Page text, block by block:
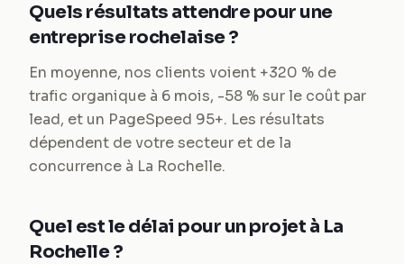
Quels résultats attendre pour une
entreprise rochelaise ?
En moyenne, nos clients voient +320 % de
trafic organique à 6 mois, -58 % sur le coût par
lead, et un PageSpeed 95+. Les résultats
dépendent de votre secteur et de la
concurrence à La Rochelle.
Quel est le délai pour un projet à La
Rochelle ?